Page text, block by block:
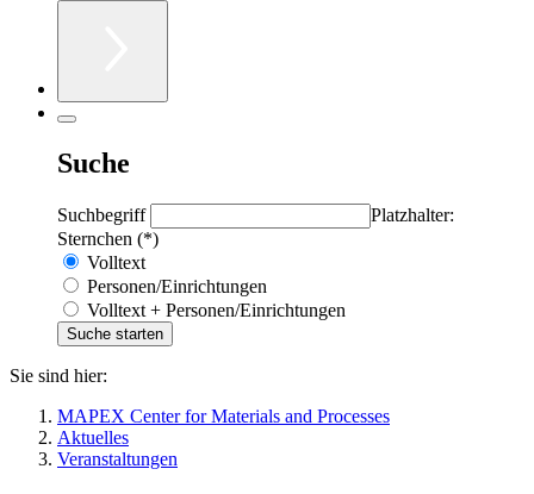
Suche
Suchbegriff
Platzhalter:
Sternchen (*)
Volltext
Personen/Einrichtungen
Volltext + Personen/Einrichtungen
Sie sind hier:
MAPEX Center for Materials and Processes
Aktuelles
Veranstaltungen